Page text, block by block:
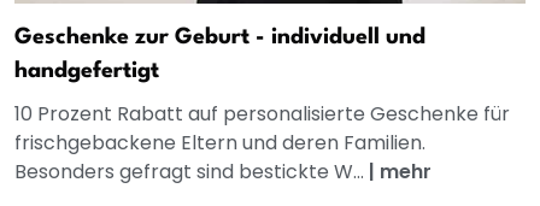
Geschenke zur Geburt - individuell und
handgefertigt
10 Prozent Rabatt auf personalisierte Geschenke für
frischgebackene Eltern und deren Familien.
Besonders gefragt sind bestickte W... | mehr